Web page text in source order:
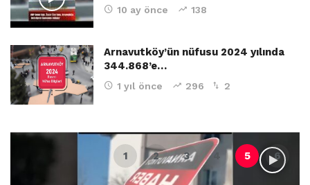
10 ay önce 138
Arnavutköy’ün nüfusu 2024 yılında
344.868’e…
1 yıl önce 296 2